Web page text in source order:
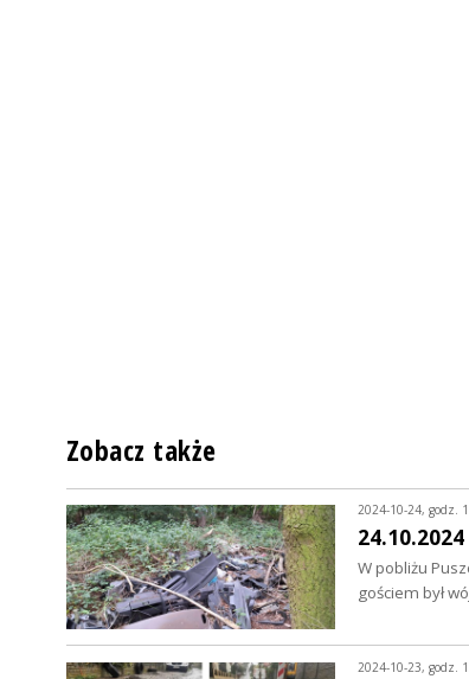
Zobacz także
2024-10-24, godz.
24.10.2024
W pobliżu
gościem był
2024-10-23, godz.